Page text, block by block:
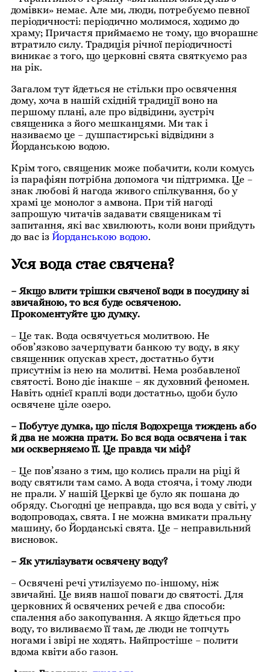
домівки» немає. Але ми, люди, потребуємо певної
періодичності: періодично молимося, ходимо до
храму; Причастя приймаємо не тому, що вчорашнє
втратило силу. Традиція річної періодичності
виникає з того, що церковні свята святкуємо раз
на рік.
Загалом тут йдеться не стільки про освячення
дому, хоча в нашій східній традиції воно на
першому плані, але про відвідини, зустріч
священика з його мешканцями. Ми так і
називаємо це – душпастирські відвідини з
Йорданською водою.
Крім того, священик може побачити, коли комусь
із парафіян потрібна допомога чи підтримка. Це –
знак любові й нагода живого спілкування, бо у
храмі це монолог з амвона. При тій нагоді
запрошую читачів задавати священикам ті
запитання, які вас хвилюють, коли вони прийдуть
до вас із Йорданською водою.
Уся вода стає свячена?
– Якщо влити трішки свяченої води в посудину зі
звичайною, то вся буде освяченою.
Прокоментуйте цю думку.
– Це так. Вода освячується молитвою. Не
обов’язково зачерпувати банкою ту воду, в яку
священник опускав хрест, достатньо бути
присутнім із нею на молитві. Нема розбавленої
святості. Воно діє інакше – як духовний феномен.
Навіть однієї краплі води достатньо, щоби було
освячене ціле озеро.
– Побутує думка, що після Водохреща тиждень або
й два не можна прати. Бо вся вода освячена і так
ми оскверняємо її. Це правда чи міф?
– Це пов’язано з тим, що колись прали на ріці й
воду святили там само. А вода стояча, і тому люди
не прали. У нашій Церкві це було як пошана до
обряду. Сьогодні це неправда, що вся вода у світі, у
водопроводах, свята. І не можна вмикати пральну
машину, бо Йорданські свята. Це – неправильний
висновок.
– Як утилізувати освячену воду?
– Освячені речі утилізуємо по-іншому, ніж
звичайні. Це вияв нашої поваги до святості. Для
церковних й освячених речей є два способи:
спалення або закопування. А якщо йдеться про
воду, то виливаємо її там, де люди не топчуть
ногами і звірі не ходять. Найпростіше – полити
вдома квіти або газон.